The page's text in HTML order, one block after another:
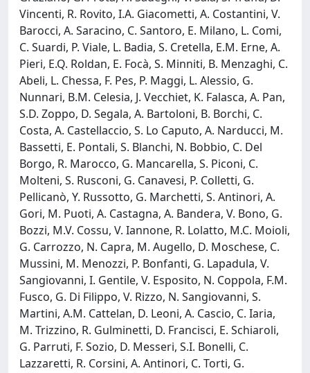
Vincenti, R. Rovito, I.A. Giacometti, A. Costantini, V.
Barocci, A. Saracino, C. Santoro, E. Milano, L. Comi,
C. Suardi, P. Viale, L. Badia, S. Cretella, E.M. Erne, A.
Pieri, E.Q. Roldan, E. Focà, S. Minniti, B. Menzaghi, C.
Abeli, L. Chessa, F. Pes, P. Maggi, L. Alessio, G.
Nunnari, B.M. Celesia, J. Vecchiet, K. Falasca, A. Pan,
S.D. Zoppo, D. Segala, A. Bartoloni, B. Borchi, C.
Costa, A. Castellaccio, S. Lo Caputo, A. Narducci, M.
Bassetti, E. Pontali, S. Blanchi, N. Bobbio, C. Del
Borgo, R. Marocco, G. Mancarella, S. Piconi, C.
Molteni, S. Rusconi, G. Canavesi, P. Colletti, G.
Pellicanò, Y. Russotto, G. Marchetti, S. Antinori, A.
Gori, M. Puoti, A. Castagna, A. Bandera, V. Bono, G.
Bozzi, M.V. Cossu, V. Iannone, R. Lolatto, M.C. Moioli,
G. Carrozzo, N. Capra, M. Augello, D. Moschese, C.
Mussini, M. Menozzi, P. Bonfanti, G. Lapadula, V.
Sangiovanni, I. Gentile, V. Esposito, N. Coppola, F.M.
Fusco, G. Di Filippo, V. Rizzo, N. Sangiovanni, S.
Martini, A.M. Cattelan, D. Leoni, A. Cascio, C. Iaria,
M. Trizzino, R. Gulminetti, D. Francisci, E. Schiaroli,
G. Parruti, F. Sozio, D. Messeri, S.I. Bonelli, C.
Lazzaretti, R. Corsini, A. Antinori, C. Torti, G.